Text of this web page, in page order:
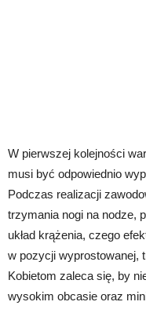
W pierwszej kolejności
musi być odpowiednio
Podczas realizacji
trzymania nogi na nodze,
układ krążenia, czego
w pozycji wyprostowanej,
Kobietom zaleca się, by
wysokim obcasie oraz